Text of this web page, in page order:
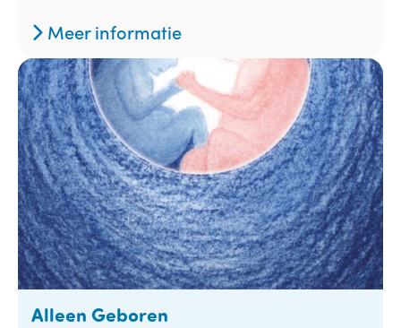
Meer informatie
Alleen Geboren